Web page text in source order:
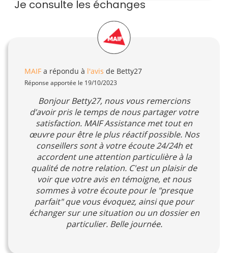
Je consulte les échanges
MAIF a répondu à l'avis de Betty27
Réponse apportée le 19/10/2023
Bonjour Betty27, nous vous remercions
d’avoir pris le temps de nous partager votre
satisfaction. MAIF Assistance met tout en
œuvre pour être le plus réactif possible. Nos
conseillers sont à votre écoute 24/24h et
accordent une attention particulière à la
qualité de notre relation. C'est un plaisir de
voir que votre avis en témoigne, et nous
sommes à votre écoute pour le "presque
parfait" que vous évoquez, ainsi que pour
échanger sur une situation ou un dossier en
particulier. Belle journée.